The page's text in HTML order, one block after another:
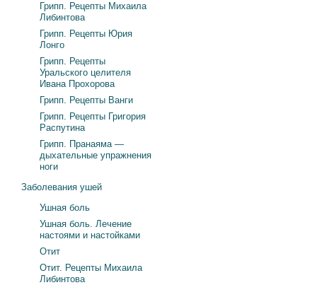
Грипп. Рецепты Михаила
Либинтова
Грипп. Рецепты Юрия
Лонго
Грипп. Рецепты
Уральского целителя
Ивана Прохорова
Грипп. Рецепты Ванги
Грипп. Рецепты Григория
Распутина
Грипп. Пранаяма —
дыхательные упражнения
ноги
Заболевания ушей
Ушная боль
Ушная боль. Лечение
настоями и настойками
Отит
Отит. Рецепты Михаила
Либинтова